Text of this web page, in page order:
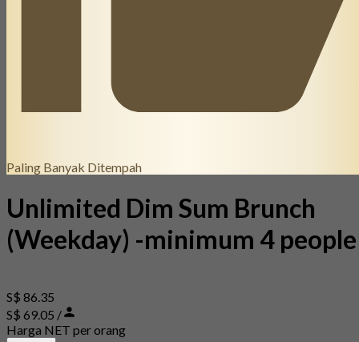
Paling Banyak Ditempah
Unlimited Dim Sum Brunch
(Weekday) -minimum 4 people
S$ 86.35
S$ 69.05 /
Harga NET per orang